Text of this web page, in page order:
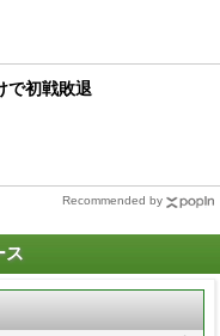
で初戦敗退
Recommended by
ス